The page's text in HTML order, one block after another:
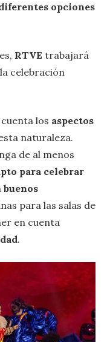
opciones
RTVE trabajará
celebración
los aspectos
naturaleza.
de al menos
para celebrar
buenos
para las salas de
en cuenta
.